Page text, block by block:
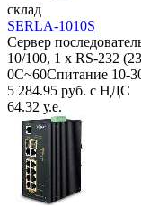
склад
SERLA-1010S
Сервер
10/100, 1 x RS-232
0C~60Спитание 10-
5 284.95 руб. с НДС
64.32 у.е.